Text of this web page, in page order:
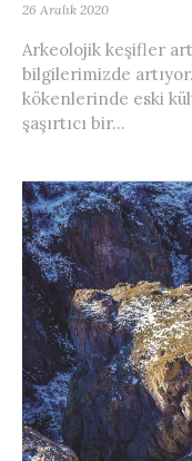
26 Aralık 2020
Arkeolojik keşifler
bilgilerimizde artıyor.
kökenlerinde eski
şaşırtıcı bir...